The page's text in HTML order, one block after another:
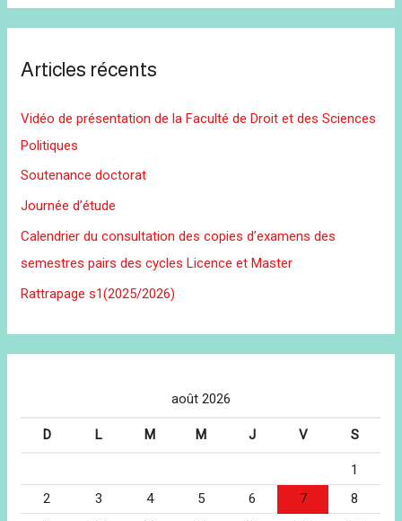
Articles récents
Vidéo de présentation de la Faculté de Droit et des Sciences
Politiques
Soutenance doctorat
Journée d’étude
Calendrier du consultation des copies d’examens des
semestres pairs des cycles Licence et Master
Rattrapage s1(2025/2026)
août 2026
D L M M J V S
1
2
3 4 5 6 7
8